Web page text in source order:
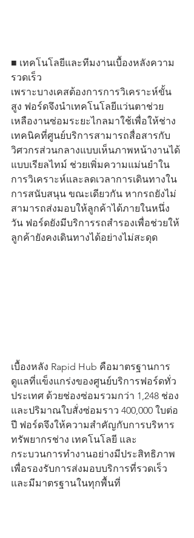
■ เทคโนโลยีและทีมงานเบื้องหลังความ
รวดเร็ว
เพราะบางเคสต้องการการวิเคราะห์ขั้น
สูง ฟอร์ดจึงนำเทคโนโลยีแว่นตาช่วย
เหลืองานซ่อมระยะไกลมาใช้เพื่อให้ช่าง
เทคนิคที่ศูนย์บริการสามารถสื่อสารกับ
วิศวกรส่วนกลางแบบเห็นภาพหน้างานได้
แบบเรียลไทม์ ช่วยเพิ่มความแม่นยำใน
การวิเคราะห์และลดเวลาการเดินทางใน
การสนับสนุน ขณะเดียวกัน หากรถยังไม่
สามารถส่งมอบให้ลูกค้าได้ภายในหนึ่ง
วัน ฟอร์ดยังมีบริการรถสำรองเพื่อช่วยให้
ลูกค้ายังคงเดินทางได้อย่างไม่สะดุด
เบื้องหลัง Rapid Hub คือมาตรฐานการ
ดูแลที่แข็งแกร่งของศูนย์บริการฟอร์ดทั่ว
ประเทศ ด้วยช่องซ่อมรวมกว่า 1,248 ช่อง
และปริมาณใบสั่งซ่อมราว 400,000 ใบต่อ
ปี ฟอร์ดจึงให้ความสำคัญกับการบริหาร
ทรัพยากรช่าง เทคโนโลยี และ
กระบวนการทำงานอย่างมีประสิทธิภาพ
เพื่อรองรับการส่งมอบบริการที่รวดเร็ว
และมีมาตรฐานในทุกพื้นที่